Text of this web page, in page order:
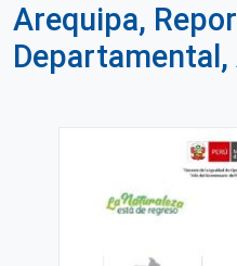
Arequipa,
Departamental,